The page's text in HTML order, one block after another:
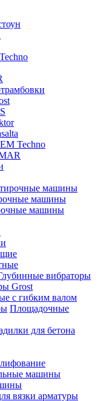
Techno
машины
машины
машины
вибраторы
Grost
с гибким валом
Площадочные
для бетона
машины